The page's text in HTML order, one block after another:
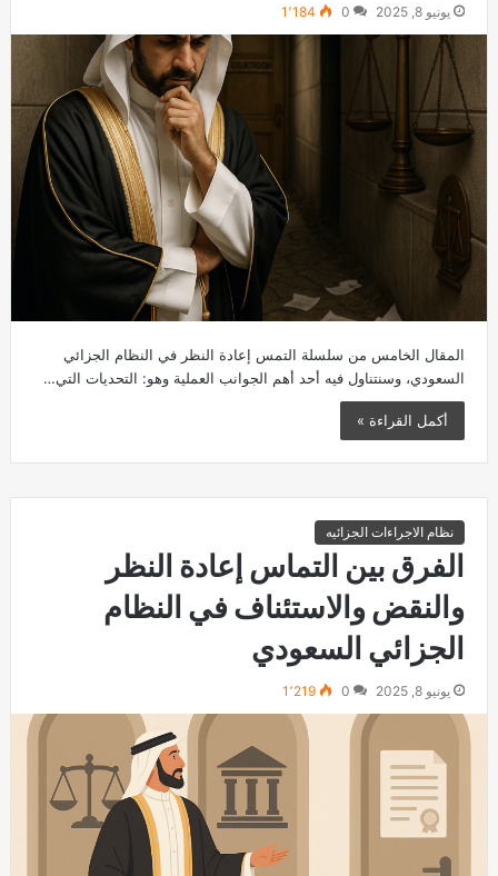
يونيو 8, 2025 0 1٬184
المقال الخامس من سلسلة التمس إعادة النظر في النظام الجزائي
السعودي، وسنتناول فيه أحد أهم الجوانب العملية وهو: التحديات التي…
أكمل القراءة »
نظام الاجراءات الجزائيه
الفرق بين التماس إعادة النظر
والنقض والاستئناف في النظام
الجزائي السعودي
يونيو 8, 2025 0 1٬219